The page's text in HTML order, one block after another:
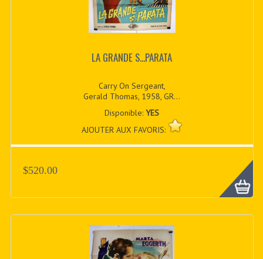
LA GRANDE S...PARATA
Carry On Sergeant,
Gerald Thomas, 1958, GR...
Disponible:YES
AJOUTER AUX FAVORIS:
$520.00